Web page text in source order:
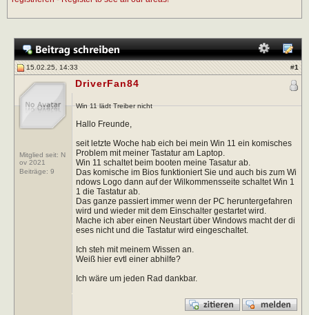
15.02.25, 14:33 #1
Mitglied seit: N
ov 2021
Beiträge: 9
DriverFan84
Win 11 lädt Treiber nicht
Hallo Freunde,
seit letzte Woche hab eich bei mein Win 11 ein komisches
Problem mit meiner Tastatur am Laptop.
Win 11 schaltet beim booten meine Tasatur ab.
Das komische im Bios funktioniert Sie und auch bis zum Wi
ndows Logo dann auf der Wilkommensseite schaltet Win 1
1 die Tastatur ab.
Das ganze passiert immer wenn der PC heruntergefahren
wird und wieder mit dem Einschalter gestartet wird.
Mache ich aber einen Neustart über Windows macht der di
eses nicht und die Tastatur wird eingeschaltet.
Ich steh mit meinem Wissen an.
Weiß hier evtl einer abhilfe?
Ich wäre um jeden Rad dankbar.